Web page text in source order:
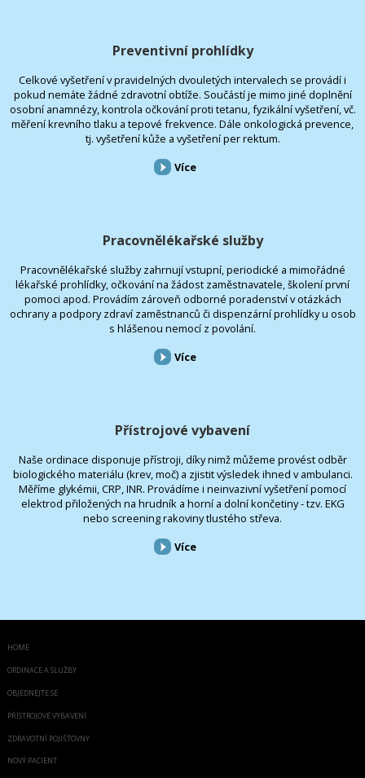
Preventivní prohlídky
Celkové vyšetření v pravidelných dvouletých intervalech se provádí i
pokud nemáte žádné zdravotní obtíže. Součástí je mimo jiné doplnění
osobní anamnézy, kontrola očkování proti tetanu, fyzikální vyšetření, vč.
měření krevního tlaku a tepové frekvence. Dále onkologická prevence,
tj. vyšetření kůže a vyšetření per rektum.
Více
Pracovnělékařské služby
Pracovnělékařské služby zahrnují vstupní, periodické a mimořádné
lékařské prohlídky, očkování na žádost zaměstnavatele, školení první
pomoci apod. Provádím zároveň odborné poradenství v otázkách
ochrany a podpory zdraví zaměstnanců či dispenzární prohlídky u osob
s hlášenou nemocí z povolání.
Více
Přístrojové vybavení
Naše ordinace disponuje přístroji, díky nimž můžeme provést odběr
biologického materiálu (krev, moč) a zjistit výsledek ihned v ambulanci.
Měříme glykémii, CRP, INR. Provádíme i neinvazivní vyšetření pomocí
elektrod přiložených na hrudník a horní a dolní končetiny - tzv. EKG
nebo screening rakoviny tlustého střeva.
Více
HOME
ORDINACE A SLUŽBY
OBJEDNEJTE SE
PŘÍSTROJOVÉ VYBAVENÍ
ZDRAVOTNÍ POJIŠŤOVNY
NOVÝ PACIENT